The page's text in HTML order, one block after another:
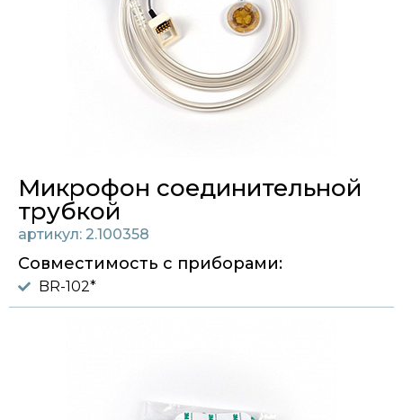
Микрофон соединительной
трубкой
артикул: 2.100358
Совместимость с приборами:
BR-102*